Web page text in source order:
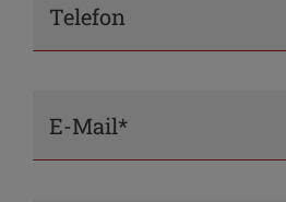
Telefon
E-Mail*